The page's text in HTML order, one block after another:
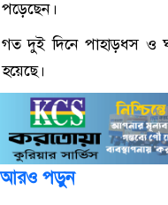
পড়েছেন।
গত দুই দিনে পাহাড়ধস ও
হয়েছে।
আরও পড়ুন